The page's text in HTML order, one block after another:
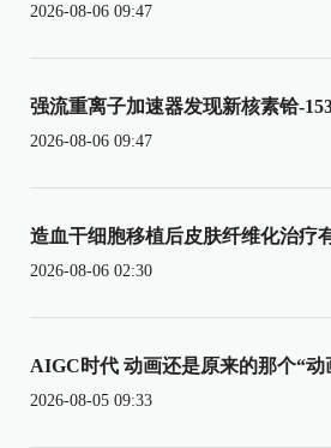
2026-08-06 09:47
强流重离子加速器发现新核素铪-
2026-08-06 09:47
造血干细胞移植后皮肤纤维化治疗
2026-08-06 02:30
AIGC时代 动画还是原来的那个“动
2026-08-05 09:33